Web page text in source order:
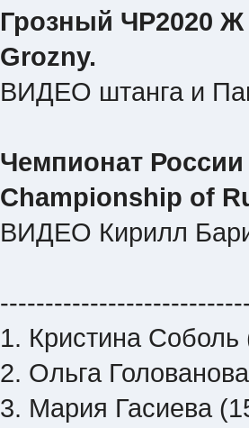
Грозный ЧР2020 Ж
Grozny.
ВИДЕО штанга и
Чемпионат
Championship of
ВИДЕО Кирилл
1. Кристина Соболь
2. Ольга
3. Мария Гасиева